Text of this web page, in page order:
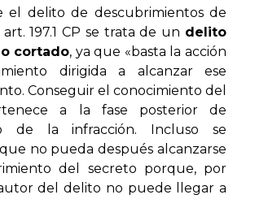
el delito de descubrimientos de
197.1 CP se trata de un delito
cortado, ya que «basta la acción
dirigida a alcanzar ese
Conseguir el conocimiento del
a la fase posterior de
de la infracción. Incluso se
no pueda después alcanzarse
del secreto porque, por
del delito no puede llegar a